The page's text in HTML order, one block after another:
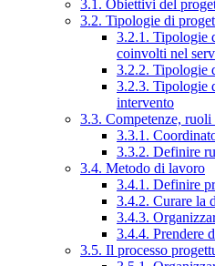
3.1. Obiettivi del
3.2. Tipologie di
3.2.1. Tipologie
coinvolti nel
3.2.2. Tipologie
3.2.3. Tipologie
intervento
3.3. Competenze,
3.3.1.
3.3.2. Definire
3.4. Metodo di lavoro
3.4.1. Definire
3.4.2. Curare la
3.4.3.
3.4.4. Prendere
3.5. Il processo